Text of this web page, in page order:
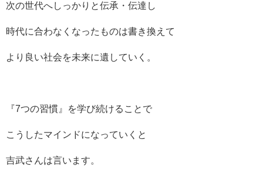
次の世代へしっかりと伝承・伝達し
時代に合わなくなったものは書き換えて
より良い社会を未来に遺していく。
『7つの習慣』を学び続けることで
こうしたマインドになっていくと
吉武さんは言います。